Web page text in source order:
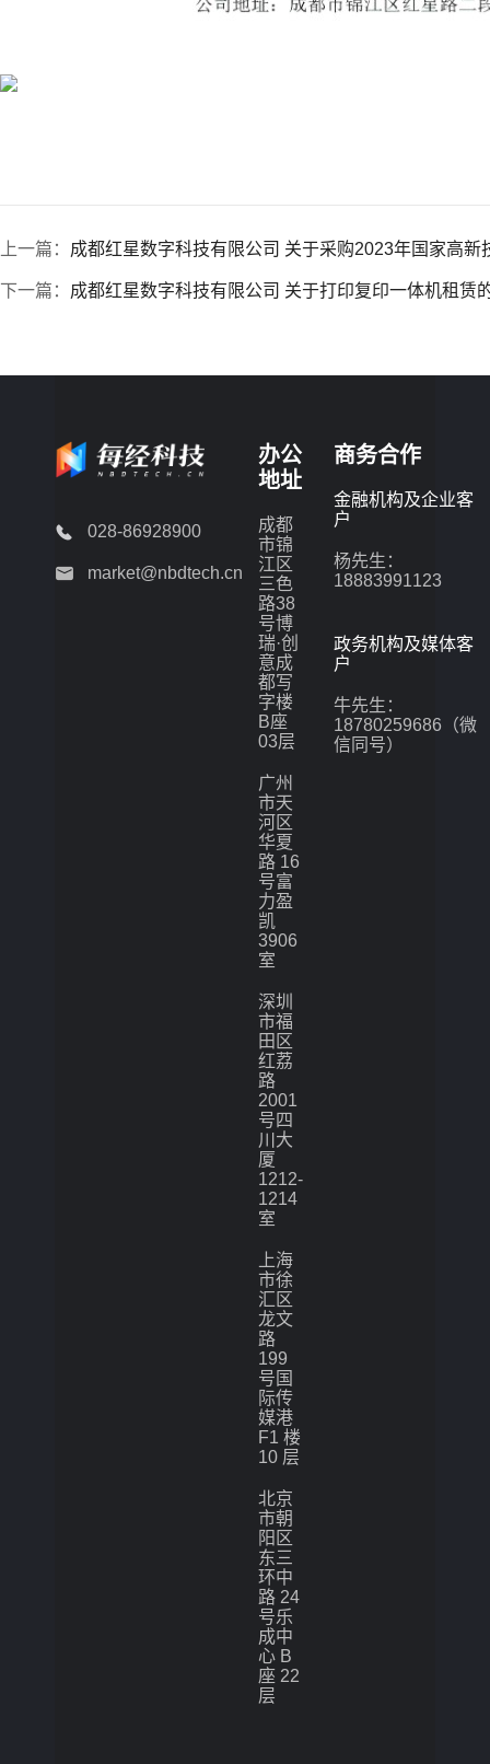
上一篇： 成都红星数字科技有限公司 关于采购2023年国家高新
下一篇： 成都红星数字科技有限公司 关于打印复印一体机租赁
028-86928900
market@nbdtech.cn
办公
地址
成都
市锦
江区
三色
路38
号博
瑞·创
意成
都写
字楼
B座
03层
广州
市天
河区
华夏
路 16
号富
力盈
凯
3906
室
深圳
市福
田区
红荔
路
2001
号四
川大
厦
1212-
1214
室
上海
市徐
汇区
龙文
路
199
号国
际传
媒港
F1 楼
10 层
北京
市朝
阳区
东三
环中
路 24
号乐
成中
心 B
座 22
层
商务合作
金融机构及企业客
户
杨先生：
18883991123
政务机构及媒体客
户
牛先生：
18780259686（微
信同号）